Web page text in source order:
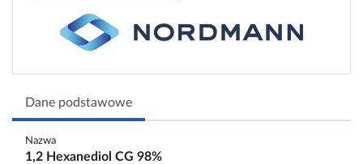
Dane podstawowe
Nazwa
1,2 Hexanediol CG 98%